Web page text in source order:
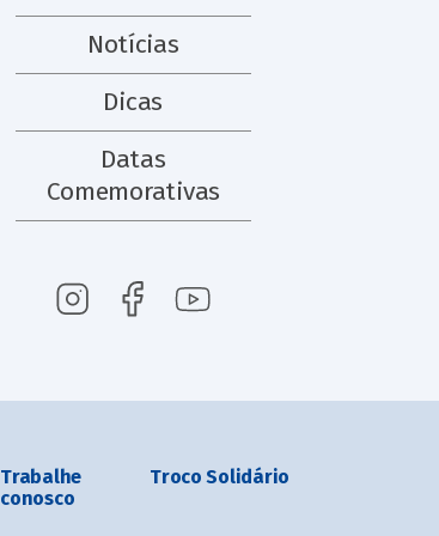
Notícias
Dicas
Datas
Comemorativas
Trabalhe
conosco
Troco Solidário